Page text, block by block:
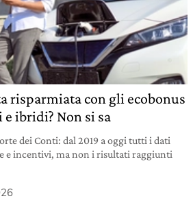
risparmiata con gli ecobonus
ibridi? Non si sa
dei Conti: dal 2019 a oggi tutti i dati
e incentivi, ma non i risultati raggiunti